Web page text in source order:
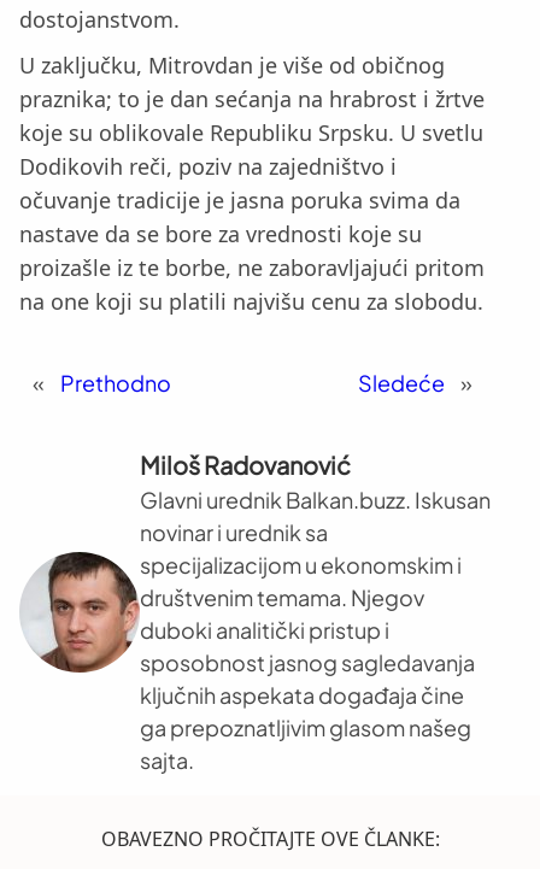
dostojanstvom.
U zaključku, Mitrovdan je više od običnog
praznika; to je dan sećanja na hrabrost i žrtve
koje su oblikovale Republiku Srpsku. U svetlu
Dodikovih reči, poziv na zajedništvo i
očuvanje tradicije je jasna poruka svima da
nastave da se bore za vrednosti koje su
proizašle iz te borbe, ne zaboravljajući pritom
na one koji su platili najvišu cenu za slobodu.
« Prethodno Sledeće »
Miloš Radovanović
Glavni urednik Balkan.buzz. Iskusan
novinar i urednik sa
specijalizacijom u ekonomskim i
društvenim temama. Njegov
duboki analitički pristup i
sposobnost jasnog sagledavanja
ključnih aspekata događaja čine
ga prepoznatljivim glasom našeg
sajta.
OBAVEZNO PROČITAJTE OVE ČLANKE: